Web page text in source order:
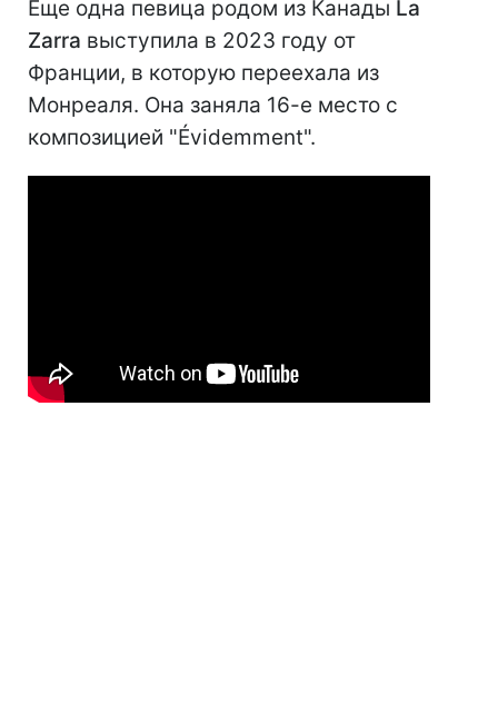
Еще одна певица родом из Канады La
Zarra выступила в 2023 году от
Франции, в которую переехала из
Монреаля. Она заняла 16-е место с
композицией "Évidemment".